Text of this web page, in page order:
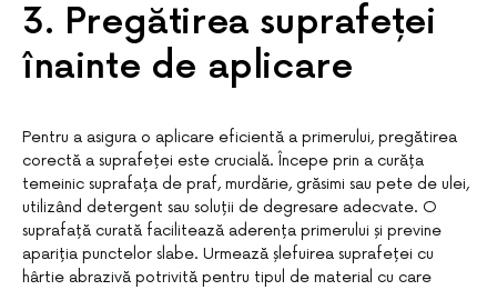
3. Pregătirea suprafeței
înainte de aplicare
Pentru a asigura o aplicare eficientă a primerului, pregătirea
corectă a suprafeței este crucială. Începe prin a curăța
temeinic suprafața de praf, murdărie, grăsimi sau pete de ulei,
utilizând detergent sau soluții de degresare adecvate. O
suprafață curată facilitează aderența primerului și previne
apariția punctelor slabe. Urmează șlefuirea suprafeței cu
hârtie abrazivă potrivită pentru tipul de material cu care